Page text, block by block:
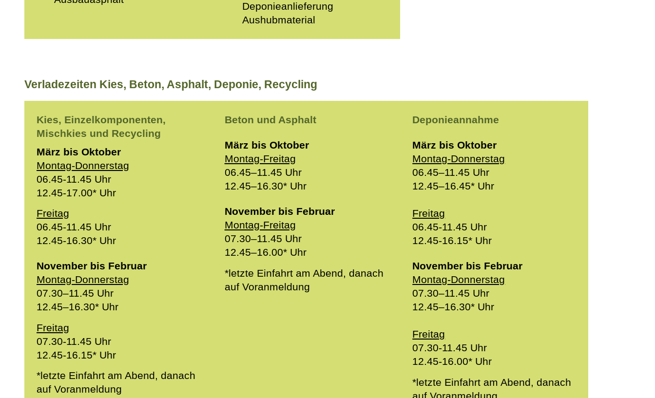
Deponieanlieferung
Aushubmaterial
Verladezeiten Kies, Beton, Asphalt, Deponie, Recycling
Kies, Einzelkomponenten,
Mischkies und Recycling
März bis Oktober
Montag-Donnerstag
06.45-11.45 Uhr
12.45-17.00* Uhr
Freitag
06.45-11.45 Uhr
12.45-16.30* Uhr
November bis Februar
Montag-Donnerstag
07.30–11.45 Uhr
12.45–16.30* Uhr
Freitag
07.30-11.45 Uhr
12.45-16.15* Uhr
*letzte Einfahrt am Abend, danach
auf Voranmeldung
Beton und Asphalt
März bis Oktober
Montag-Freitag
06.45–11.45 Uhr
12.45–16.30* Uhr
November bis Februar
Montag-Freitag
07.30–11.45 Uhr
12.45–16.00* Uhr
*letzte Einfahrt am Abend, danach
auf Voranmeldung
Deponieannahme
März bis Oktober
Montag-Donnerstag
06.45–11.45 Uhr
12.45–16.45* Uhr
Freitag
06.45-11.45 Uhr
12.45-16.15* Uhr
November bis Februar
Montag-Donnerstag
07.30–11.45 Uhr
12.45–16.30* Uhr
Freitag
07.30-11.45 Uhr
12.45-16.00* Uhr
*letzte Einfahrt am Abend, danach
auf Voranmeldung